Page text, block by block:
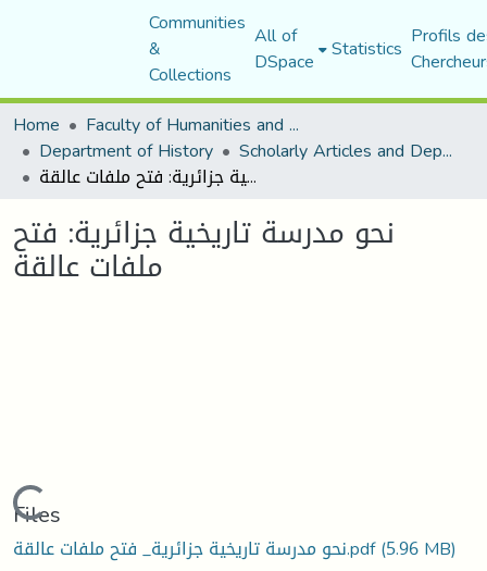
Communities
&
Collections
All of
DSpace Statistics Profils
Home
Faculty of Humanities and Social Sciences
Department of History Scholarly Articles and Department Publications
نحو مدرسة تاريخية جزائرية: فتح ملفات عالقة
نحو مدرسة تاريخية جزائرية: فتح
ملفات عالقة
Loading...
Files
نحو مدرسة تاريخية جزائرية_ فتح ملفات عالقة.pdf(5.96 MB)